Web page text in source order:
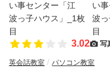
3.02 写
英会話教室 パソコン教室